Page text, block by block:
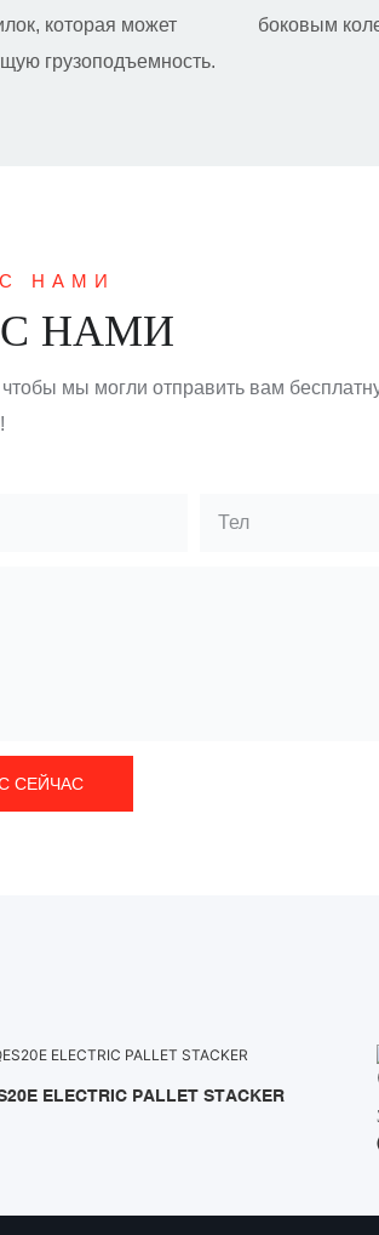
которая может
грузоподъемность.
боковым
НАМИ
С НАМИ
мы могли отправить вам
Тел
СЕЙЧАС
ELECTRIC PALLET STACKER